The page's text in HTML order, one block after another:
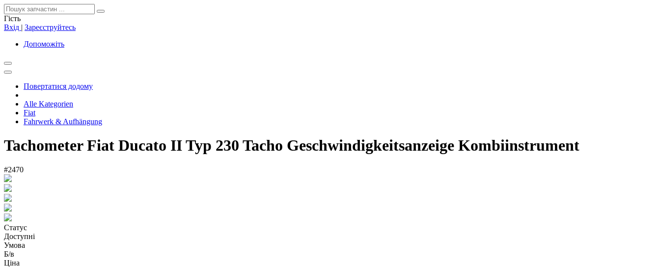
Гість
Вхід | Зареєструйтесь
Допоможіть
Повертатися додому
Alle Kategorien
Fiat
Fahrwerk & Aufhängung
Tachometer Fiat Ducato II Typ 230 Tacho Geschwindigkeitsanzeige Kombiinstrument
#2470
Статус
Доступні
Умова
Б/в
Ціна